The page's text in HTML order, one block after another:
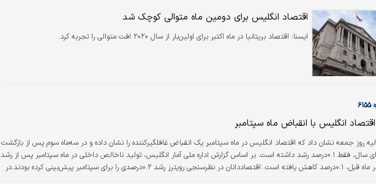
اقتصاد انگلیس برای دومین ماه متوالی کوچک شد
ايسنا: اقتصاد بریتانیا در ماه اکتبر برای اولین‌بار از سال ۲۰۲۰ افت متوالی را تجربه کرد.
انگلیس با انقباض ماه سپتامبر
روز جمعه نشان داد که اقتصاد انگلیس در ماه سپتامبر یک انقباض غافلگیرکننده را نشان داده و در سه‌ماه سوم پس از بازگشت
قوی در ابتدای سال، فقط ۰.۱درصد رشد داشته است. بر اساس گزارش اداره ملی آمار انگلیس، تولید ناخالص داخلی در ماه سپتامبر پس از رشد
۰.۲درصدی در ماه قبل، ۰.۱درصد کاهش یافته است. اقتصاددانان در نظرسنجی رویترز رشد ۰.۲درصدی را برای سپتامبر پیش‌بینی کرده بودند.در